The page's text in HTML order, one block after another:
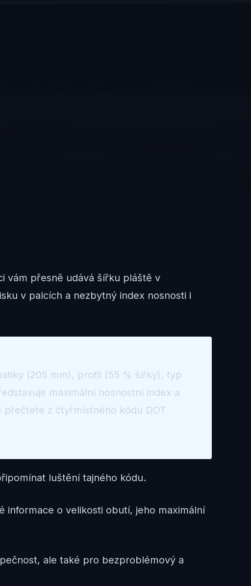
vám přesně udává šířku pláště v
v palcích a nezbytný index nosnosti i
(205 mm), profil (55 % šířky), typ
maximální nosnostní index a
z čtyřmístného kódu DOT
luštění tajného kódu.
informace o velikosti obutí, jeho maximální
ale také pro bezproblémový a